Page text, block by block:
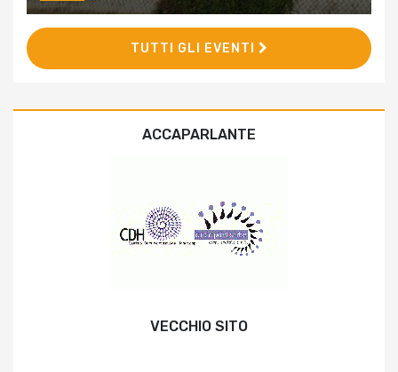
TUTTI GLI EVENTI
ACCAPARLANTE
VECCHIO SITO